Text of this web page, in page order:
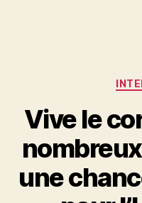
Vive le
une